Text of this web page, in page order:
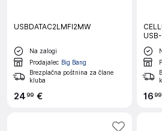
USBDATAC2LMFI2MW
Na zalogi
Prodajalec Big Bang
Brezplačna poštnina za člane
kluba
2499 € 1699